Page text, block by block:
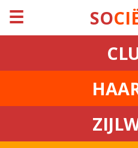
☰ SO